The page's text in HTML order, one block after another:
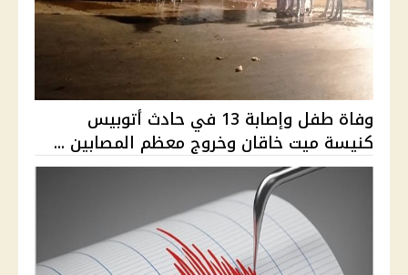
وفاة طفل وإصابة 13 في حادث أتوبيس
كنيسة ميت خاقان وخروج معظم المصابين ...